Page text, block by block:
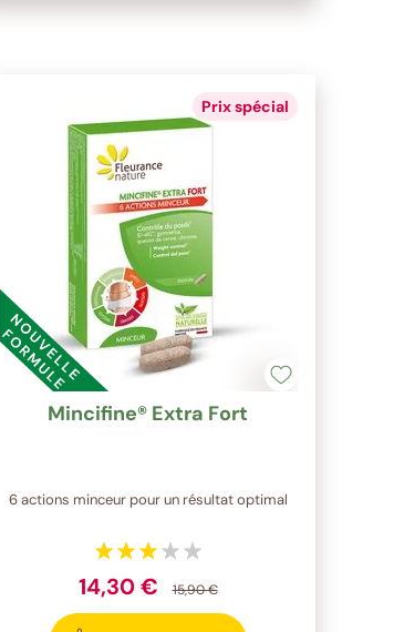
Prix spécial
Mincifine® Extra Fort
6 actions minceur pour un résultat optimal
14,30 € 15,90 €